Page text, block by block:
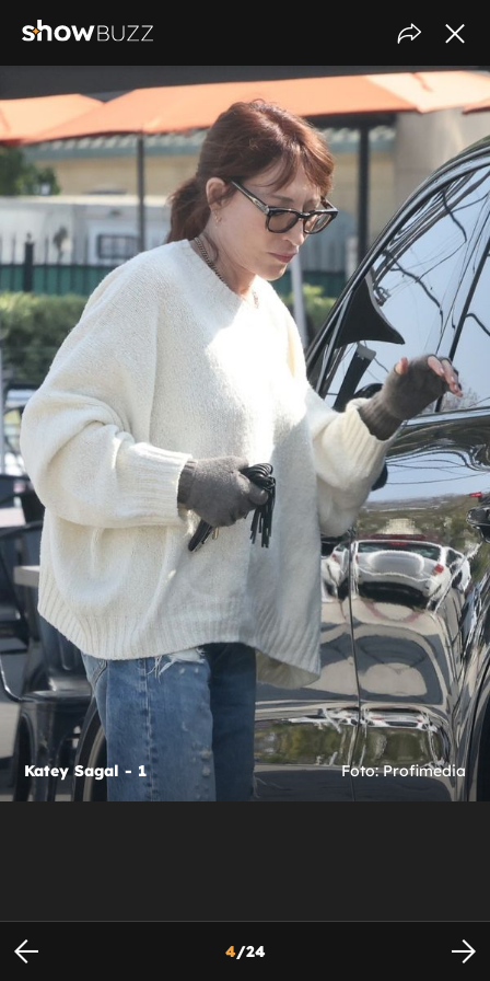
Katey Sagal - 1 Foto: Profimedia
4/24